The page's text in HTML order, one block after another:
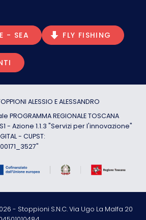
- SEA FLY FISHING
ALESSIO E ALESSANDRO
REGIONALE TOSCANA
- Azione 1.1.3 "Servizi per l'innovazione"
- CUPST:
- Stoppioni S.N.C. Via Ugo La Malfa 20